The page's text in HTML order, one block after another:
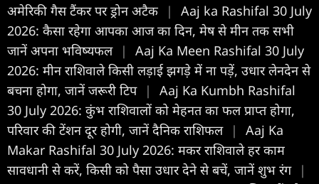
अमेरिकी गैस टैंकर पर ड्रोन अटैक
|
Aaj ka Rashifal 30 July
2026: कैसा रहेगा आपका आज का द‍िन, मेष से मीन तक सभी
जानें अपना भविष्यफल |
Aaj Ka Meen Rashifal 30 July
2026: मीन राशिवाले किसी लड़ाई झगड़े में ना पड़ें, उधार लेनदेन से
बचना होगा, जानें जरूरी टिप |
Aaj Ka Kumbh Rashifal
30 July 2026: कुंभ राशिवालों को मेहनत का फल प्राप्त होगा,
परिवार की टेंशन दूर होगी, जानें दैनिक राशिफल |
Aaj Ka
Makar Rashifal 30 July 2026: मकर राशिवाले हर काम
सावधानी से करें, किसी को पैसा उधार देने से बचें, जानें शुभ रंग |